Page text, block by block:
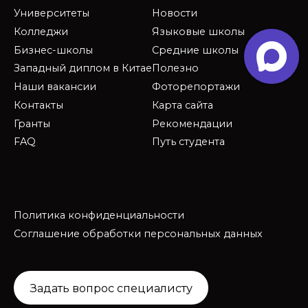
Университеты
Колледжи
Бизнес-школы
Западный диплом в Китае
Наши вакансии
Контакты
Гранты
FAQ
Новости
Языковые школы
Средние школы
Полезно
Фоторепортажи
Карта сайта
Рекомендации
Путь студента
Политика конфиденциальности
Соглашение обработки персональных данных
Задать вопрос специалисту